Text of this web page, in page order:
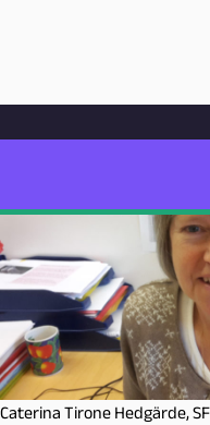
e
d
a
g
o
M
a
Caterina Tirone Hedgärde,